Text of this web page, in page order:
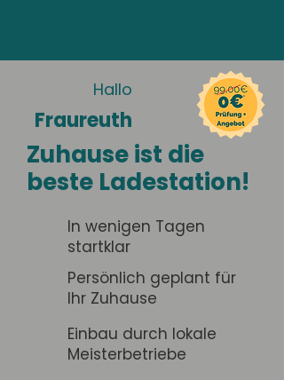
Hallo
Fraureuth
Zuhause ist die
beste Ladestation!
In wenigen Tagen
startklar
Persönlich geplant für
Ihr Zuhause
Einbau durch lokale
Meisterbetriebe